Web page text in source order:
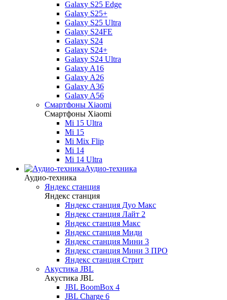
Galaxy S25 Edge
Galaxy S25+
Galaxy S25 Ultra
Galaxy S24FE
Galaxy S24
Galaxy S24+
Galaxy S24 Ultra
Galaxy A16
Galaxy A26
Galaxy A36
Galaxy A56
Смартфоны Xiaomi
Смартфоны Xiaomi
Mi 15 Ultra
Mi 15
Mi Mix Flip
Mi 14
Mi 14 Ultra
Аудио-техника
Аудио-техника
Яндекс станция
Яндекс станция
Яндекс станция Дуо Макс
Яндекс станция Лайт 2
Яндекс станция Макс
Яндекс станция Миди
Яндекс станция Мини 3
Яндекс станция Мини 3 ПРО
Яндекс станция Стрит
Акустика JBL
Акустика JBL
JBL BoomBox 4
JBL Charge 6